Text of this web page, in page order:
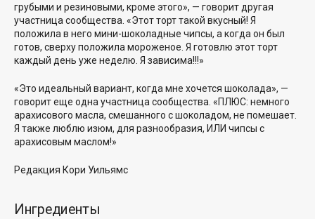
грубыми и резиновыми, кроме этого», — говорит другая
участница сообщества. «Этот торт такой вкусный! Я
положила в него мини-шоколадные чипсы, а когда он был
готов, сверху положила мороженое. Я готовлю этот торт
каждый день уже неделю. Я зависима!!!»
«Это идеальный вариант, когда мне хочется шоколада», —
говорит еще одна участница сообщества. «ПЛЮС: немного
арахисового масла, смешанного с шоколадом, не помешает.
Я также люблю изюм, для разнообразия, ИЛИ чипсы с
арахисовым маслом!»
Редакция Кори Уильямс
Ингредиенты